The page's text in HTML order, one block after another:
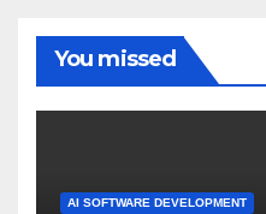
You missed
AI SOFTWARE DEVELOPMENT